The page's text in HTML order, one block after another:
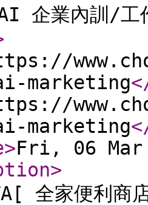
AI 企業內訓/
marketing
marketing
>Fri, 06 Mar
>
全家便利商